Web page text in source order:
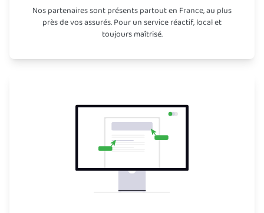
Nos partenaires sont présents partout en France, au plus
près de vos assurés. Pour un service réactif, local et
toujours maîtrisé.